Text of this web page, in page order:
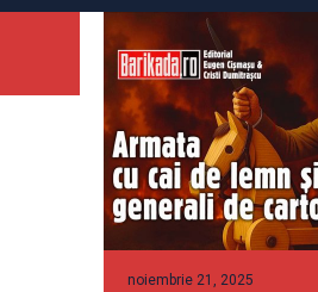
noiembrie 21, 2025